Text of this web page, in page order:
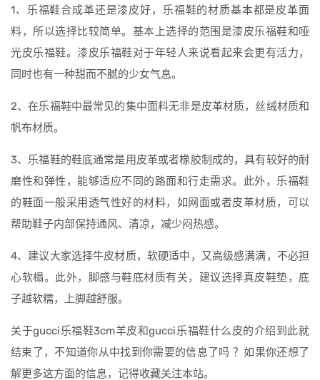
1、乐福鞋合成革还是漆皮好，乐福鞋的材质基本都是皮革面
料，所以选择比较简单。基本上选择的范围是漆皮乐福鞋和哑
光皮乐福鞋。漆皮乐福鞋对于年轻人来说看起来会更有活力，
同时也有一种甜而不腻的少女气息。
2、在乐福鞋中最常见的集中面料无非是皮革材质，丝绒材质和
帆布材质。
3、乐福鞋的鞋底通常是用皮革或者橡胶制成的，具有较好的耐
磨性和弹性，能够适应不同的路面和行走需求。此外，乐福鞋
的鞋面一般采用透气性好的材料，如网面或者皮革材质，可以
帮助鞋子内部保持通风、清凉，减少闷热感。
4、建议大家选择牛皮材质，软硬适中，又高级感满满，不必担
心软榻。此外，脚感与鞋底材质有关，建议选择真皮鞋垫，底
子越软糯，上脚越舒服。
关于gucci乐福鞋3cm羊皮和gucci乐福鞋什么皮的介绍到此就
结束了，不知道你从中找到你需要的信息了吗 ？如果你还想了
解更多这方面的信息，记得收藏关注本站。